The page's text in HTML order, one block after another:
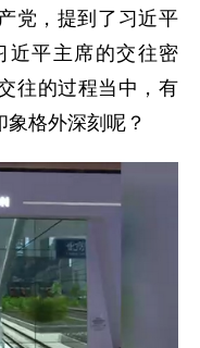
党，提到了习近平
近平主席的交往密
往的过程当中，有
格外深刻呢？